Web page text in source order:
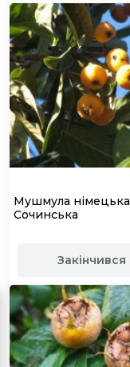
Мушмула німецька
Сочинська
Закінчився